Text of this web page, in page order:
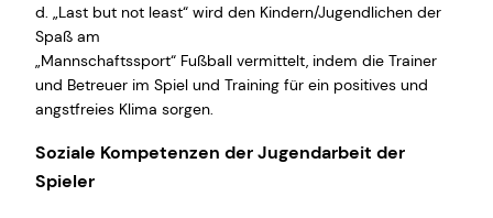
d. „Last but not least“ wird den Kindern/Jugendlichen der
Spaß am
„Mannschaftssport“ Fußball vermittelt, indem die Trainer
und Betreuer im Spiel und Training für ein positives und
angstfreies Klima sorgen.
Soziale Kompetenzen der Jugendarbeit der
Spieler